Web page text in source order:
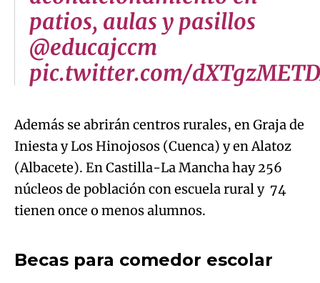
patios, aulas y pasillos
@educajccm
pic.twitter.com/
Además se abrirán centros rurales, en Graja de
Iniesta y Los Hinojosos (Cuenca) y en Alatoz
(Albacete). En Castilla-La Mancha hay 256
núcleos de población con escuela rural y 74
tienen once o menos alumnos.
Algo salió mal.
Becas para comedor escolar